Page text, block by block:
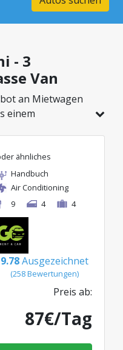
- 3
Van
an Mietwagen
einem
mit attraktiven
ähnliches
Handbuch
Air Conditioning
9
4 4
9.78 Ausgezeichnet
(258 Bewertungen)
Preis ab:
87€/Tag